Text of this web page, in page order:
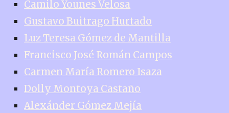
Camilo Younes Velosa
Gustavo Buitrago Hurtado
Luz Teresa Gómez de Mantilla
Francisco José Román Campos
Carmen María Romero Isaza
Dolly Montoya Castaño
Alexánder Gómez Mejía